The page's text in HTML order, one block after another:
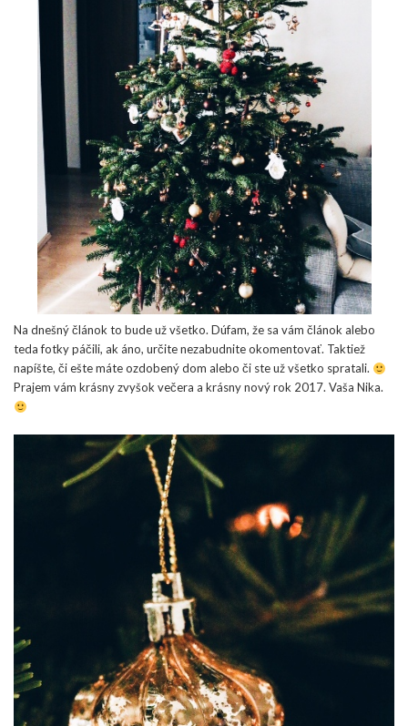
Na dnešný článok to bude už všetko. Dúfam, že sa vám článok alebo
teda fotky páčili, ak áno, určite nezabudnite okomentovať. Taktiež
napíšte, či ešte máte ozdobený dom alebo či ste už všetko spratali.
Prajem vám krásny zvyšok večera a krásny nový rok 2017. Vaša Nika.